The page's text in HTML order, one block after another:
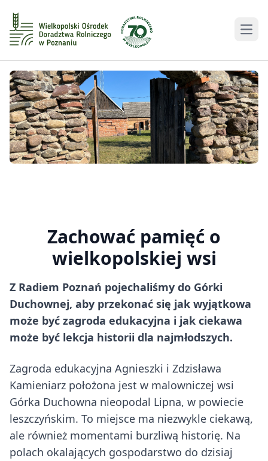
Zachować pamięć o
wielkopolskiej wsi
Z Radiem Poznań pojechaliśmy do Górki
Duchownej, aby przekonać się jak wyjątkowa
może być zagroda edukacyjna i jak ciekawa
może być lekcja historii dla najmłodszych.
Zagroda edukacyjna Agnieszki i Zdzisława
Kamieniarz położona jest w malowniczej wsi
Górka Duchowna nieopodal Lipna, w powiecie
leszczyńskim. To miejsce ma niezwykle ciekawą,
ale również momentami burzliwą historię. Na
polach okalających gospodarstwo do dzisiaj